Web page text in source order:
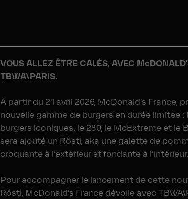
VOUS ALLEZ ÊTRE CALÉS, AVEC
TBWA\PARIS.
À partir du 21 avril 2026, McDonald’s France,
nouvelle gamme de burgers en durée limitée :
burgers iconiques, le 280, le McExtreme et le
sera ajouté un Rösti, aka une galette de
croquante à l’extérieur et fondante à l’intérieur.
Pour accompagner le lancement de cette
Rösti, McDonald’s France dévoile avec